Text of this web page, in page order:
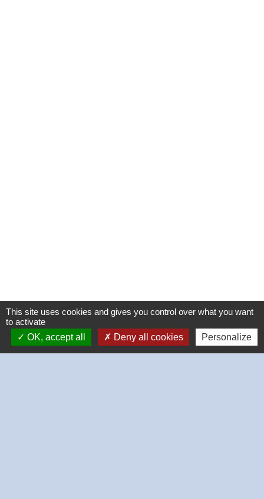
This site uses cookies and gives you control over what you want
to activate
OK, accept all
Deny all cookies Personalize